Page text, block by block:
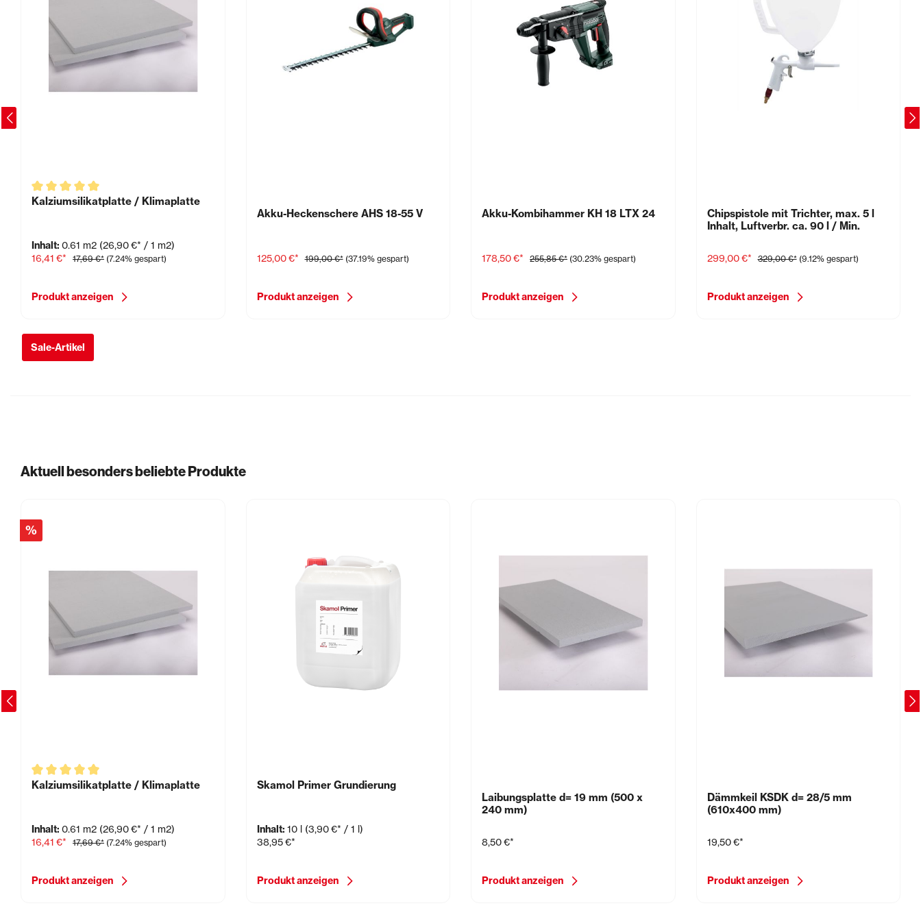
Kalziumsilikatplatte / Klimaplatte
Inhalt: 0.61 m2 (26,90 €* / 1 m2)
16,41 €*
17,69 €* (7.24% gespart)
Produkt anzeigen
Akku-Heckenschere AHS 18-55 V
125,00 €* 199,00 €* (37.19% gespart)
Produkt anzeigen
Akku-Kombihammer KH 18 LTX 24
178,50 €* 255,85 €* (30.23% gespart)
Produkt anzeigen
Chipspistole mit Trichter, max. 5 l
Inhalt, Luftverbr. ca. 90 l / Min.
299,00 €* 329,00 €* (9.12% gespart)
Produkt anzeigen
Sale-Artikel
Aktuell besonders beliebte Produkte
%
Kalziumsilikatplatte / Klimaplatte
Inhalt: 0.61 m2 (26,90 €* / 1 m2)
16,41 €*
17,69 €* (7.24% gespart)
Produkt anzeigen
Skamol Primer Grundierung
Inhalt: 10 l (3,90 €* / 1 l)
38,95 €*
Produkt anzeigen
Laibungsplatte d= 19 mm (500 x
240 mm)
8,50 €*
Produkt anzeigen
Dämmkeil KSDK d= 28/5 mm
(610x400 mm)
19,50 €*
Produkt anzeigen